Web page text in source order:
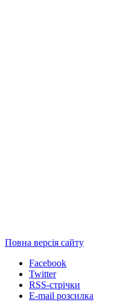
Повна версія сайту
Facebook
Twitter
RSS-стрічки
E-mail розсилка